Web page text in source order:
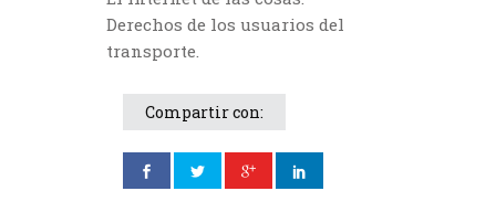
Derechos de los usuarios del
transporte.
Compartir con: